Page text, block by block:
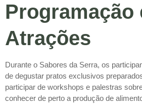
Programação
Atrações
Durante o Sabores da Serra, os
de degustar pratos exclusivos
participar de workshops e palestras
conhecer de perto a produção de